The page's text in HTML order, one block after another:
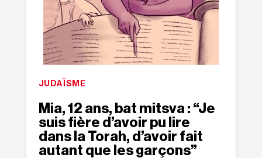
JUDAÏSME
Mia, 12 ans, bat mitsva : “Je
suis fière d’avoir pu lire
dans la Torah, d’avoir fait
autant que les garçons”